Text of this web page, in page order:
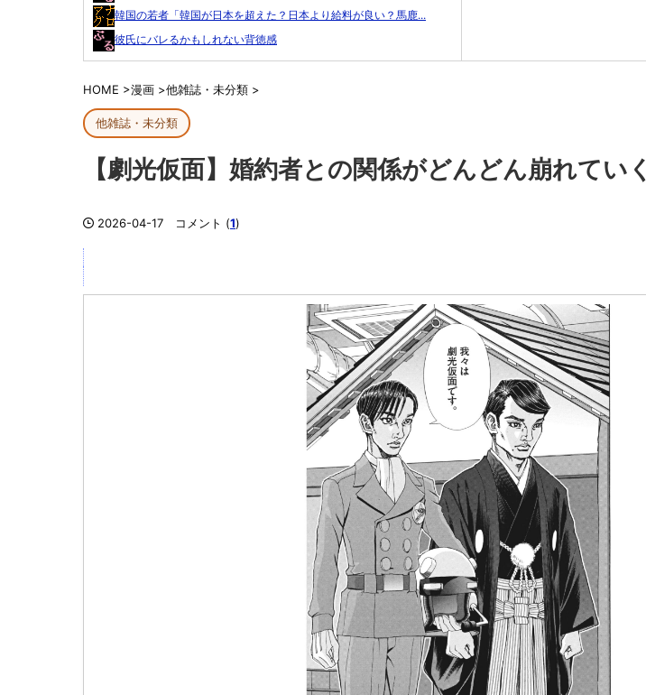
韓国の若者「韓国が日本を超えた？日本より給料が良い？馬鹿...
彼氏にバレるかもしれない背徳感
HOME >漫画 >他雑誌・未分類 >
他雑誌・未分類
【劇光仮面】婚約者との関係がどんどん崩れていく
2026-04-17 コメント (1)